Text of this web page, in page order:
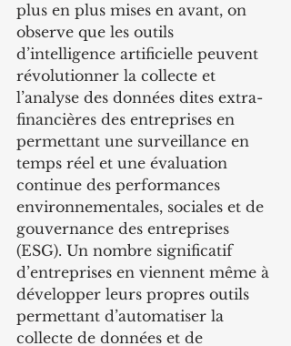
plus en plus mises en avant, on
observe que les outils
d’intelligence artificielle peuvent
révolutionner la collecte et
l’analyse des données dites extra-
financières des entreprises en
permettant une surveillance en
temps réel et une évaluation
continue des performances
environnementales, sociales et de
gouvernance des entreprises
(ESG). Un nombre significatif
d’entreprises en viennent même à
développer leurs propres outils
permettant d’automatiser la
collecte de données et de